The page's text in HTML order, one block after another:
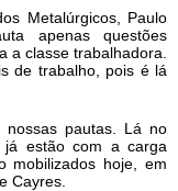
Metalúrgicos, Paulo
apenas questões
a classe trabalhadora.
de trabalho, pois é lá
nossas pautas. Lá no
já estão com a carga
mobilizados hoje, em
Cayres.